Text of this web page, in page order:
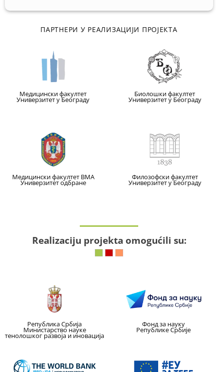
ПАРТНЕРИ У РЕАЛИЗАЦИЈИ ПРОЈЕКТА
Медицински факултет
Универзитет у Београду
Биолошки факултет
Универзитет у Београду
Медицински факултет ВМА
Универзитет одбране
Филозофски факултет
Универзитет у Београду
Realizaciju projekta omogućili su:
Република Србија
Министарство науке
тенолошког развоја и иновација
Фонд за науку
Републике Србије